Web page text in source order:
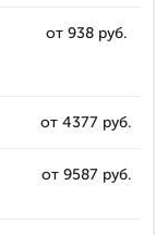
от 938 руб.
от 4377 руб.
от 9587 руб.